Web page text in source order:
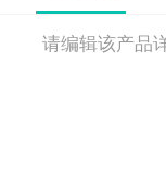
请编辑该产品